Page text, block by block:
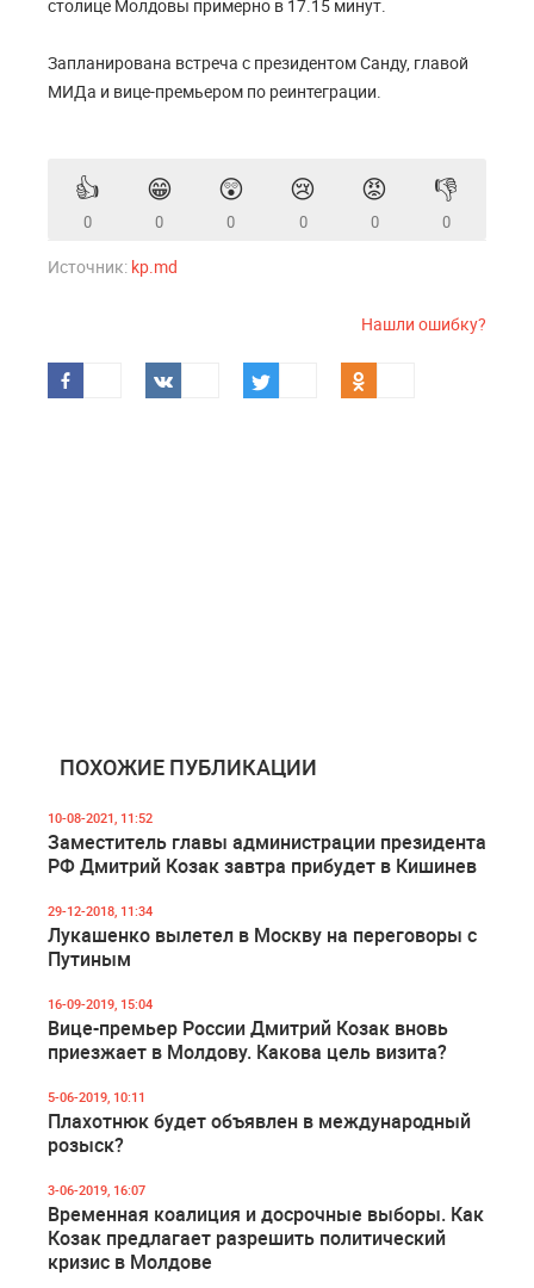
столице Молдовы примерно в 17.15 минут.
Запланирована встреча с президентом Санду, главой
МИДа и вице-премьером по реинтеграции.
👍
0
😁
0
😲
0
😢
0
😡
0
👎
0
Источник: kp.md
Нашли ошибку?
ПОХОЖИЕ ПУБЛИКАЦИИ
10-08-2021, 11:52
Заместитель главы администрации президента
РФ Дмитрий Козак завтра прибудет в Кишинев
29-12-2018, 11:34
Лукашенко вылетел в Москву на переговоры с
Путиным
16-09-2019, 15:04
Вице-премьер России Дмитрий Козак вновь
приезжает в Молдову. Какова цель визита?
5-06-2019, 10:11
Плахотнюк будет объявлен в международный
розыск?
3-06-2019, 16:07
Временная коалиция и досрочные выборы. Как
Козак предлагает разрешить политический
кризис в Молдове